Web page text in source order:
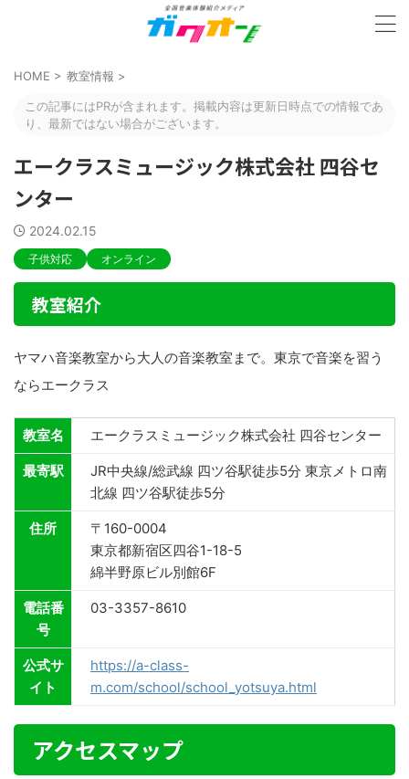
HOME > 教室情報 >
この記事にはPRが含まれます。掲載内容は更新日時点での情報であ
り、最新ではない場合がございます。
エークラスミュージック株式会社 四谷セ
ンター
2024.02.15
子供対応 オンライン
教室紹介
ヤマハ音楽教室から大人の音楽教室まで。東京で音楽を習う
ならエークラス
教室名 エークラスミュージック株式会社 四谷センター
最寄駅
JR中央線/総武線 四ツ谷駅徒歩5分 東京メトロ南
北線 四ツ谷駅徒歩5分
住所
〒160-0004
東京都新宿区四谷1-18-5
綿半野原ビル別館6F
電話番
号
03-3357-8610
公式サ
イト
https://a-class-
m.com/school/school_yotsuya.html
アクセスマップ